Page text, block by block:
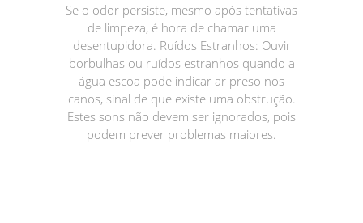
Se o odor persiste, mesmo após tentativas
de limpeza, é hora de chamar uma
desentupidora. Ruídos Estranhos: Ouvir
borbulhas ou ruídos estranhos quando a
água escoa pode indicar ar preso nos
canos, sinal de que existe uma obstrução.
Estes sons não devem ser ignorados, pois
podem prever problemas maiores.